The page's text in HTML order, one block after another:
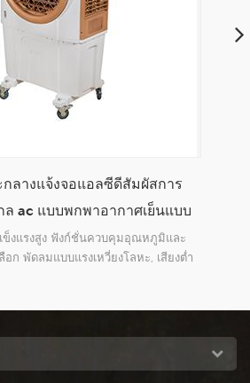
กลางแจ้งจอแอลซีดีสัมผัสการ
ล ac แบบพกพาอากาศเย็นแบบ
ระเหย
งแรงสูง ฟังก์ชั่นควบคุมอุณหภูมิและ
ก พัดลมแบบแรงเหวี่ยงโลหะ, เสียงต่ำ